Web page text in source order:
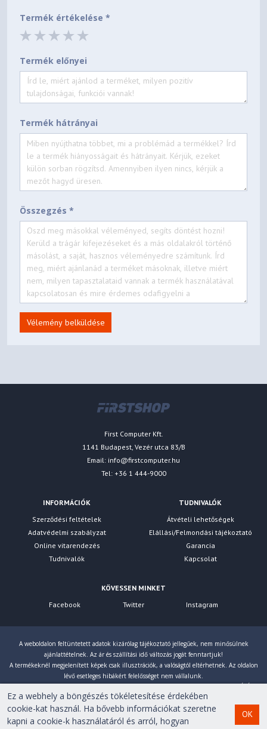
Termék értékelése *
Termék előnyei
Termék hátrányai
Összegzés *
Vélemény belküldése
First Computer Kft.
1141 Budapest, Vezér utca 83/B
Email: info@firstcomputer.hu
Tel: +36 1 444-9000
INFORMÁCIÓK
Szerződési feltételek
Adatvédelmi szabályzat
Online vitarendezés
Tudnivalók
TUDNIVALÓK
Átvételi lehetőségek
Elállási/Felmondási tájékoztató
Garancia
Kapcsolat
KÖVESSEN MINKET
Facebook
Twitter Instagram
A weboldalon feltüntetett adatok kizárólag tájékoztató jellegűek, nem minősülnek
ajánlattételnek. Az ár és szállítási idő változás jogát fenntartjuk!
A termékeknél megjelenített képek csak illusztrációk, a valóságtól eltérhetnek. Az oldalon
lévő esetleges hibákért felelősséget nem vállalunk.
Eltérés esetén a gyártó által megadott paraméterek érvényesek! Bruttó árainkat 27% ÁFÁ-val
számoljuk!
Copyright © 2007-2026 First Computer Kft. Minden jog
Ez a webhely a böngészés tökéletesítése érdekében
cookie-kat használ. Ha bővebb információkat szeretne
kapni a cookie-k használatáról és arról, hogyan
OK